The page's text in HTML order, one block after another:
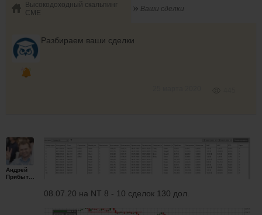
Высокодоходный скальпинг
СМЕ
Ваши сделки
Разбираем ваши сделки
Андрей
08.07.20 на NT 8 - 10 сделок 130 дол.